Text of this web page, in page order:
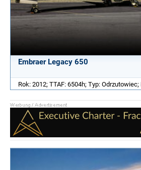
Embraer Legacy 650
Rok: 2012; TTAF: 6504h; Typ: